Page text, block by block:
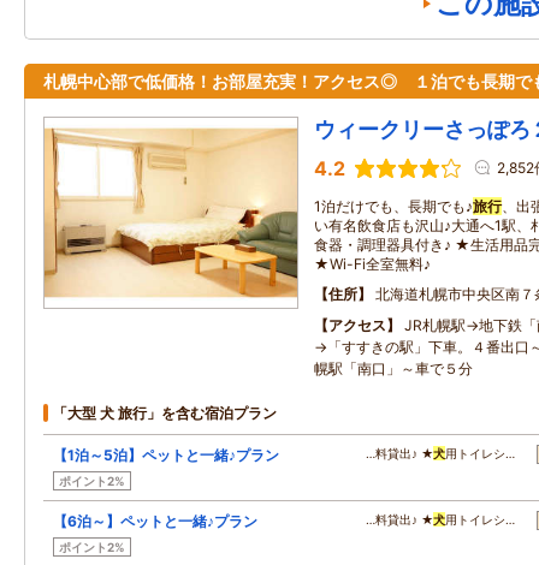
札幌中心部で低価格！お部屋充実！アクセス◎ １泊でも長期で
ウィークリーさっぽろ
4.2 2,852
1泊だけでも、長期でも♪旅行、出
い有名飲食店も沢山♪大通へ1駅
食器・調理器具付き♪ ★生活用品
★Wi-Fi全室無料♪
住所
北海道札幌市中央区南
アクセス
JR札幌駅→地下鉄「
→「すすきの駅」下車。４番出口
幌駅「南口」～車で５分
「大型 犬 旅行」を含む宿泊プラン
【1泊～5泊】ペットと一緒♪プラン
ポイント2%
…料貸出♪ ★犬用トイレシ…
【6泊～】ペットと一緒♪プラン
ポイント2%
…料貸出♪ ★犬用トイレシ…